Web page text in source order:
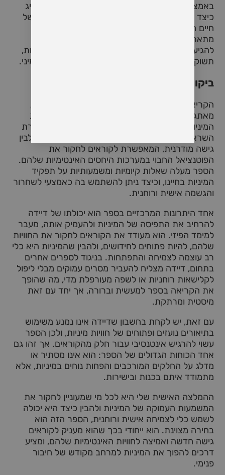
באמצעות תיאורים מפורטים ושפה עמוקה, דיידה מציג
כיצד האנרגיה המינית אינה רק כוח יצרי, אלא זרם של
חיים המוביל לצמיחה רוחנית ואיחוד עם הנשגב. הוא
מתאר את האתגרים וההתמסרות הנדרשת על מנת
להגיע לחוויה זו, תוך כדי דגש על החשיבות של נוכחות,
תשוקה, והיכולת להיפתח רגשית במהלך המפגש המיני.
ביקורת והמלצה אישית
הקריאה בספר
היא מסע עמוק,
מאתגר ולעיתים אף מטלטל. דיידה מצליח להציג את
המיניות מנקודת מבט רוחנית בצורה שהיא גם מעוררת
השראה וגם מעשית. הוא משלב בין ידע רוחני עתיק לבין
גישה מודרנית, המאפשרת לקוראים לחקור את
הפוטנציאל החבוי במערכות היחסים האינטימיות שלהם.
הספר מעלה שאלות קיומיות ומשמעותיות על תפקיד
המיניות בחיינו, וכיצד ניתן להשתמש בה כאמצעי לשחרור
והגשמה אישית ורוחנית.
אחד היתרונות המרכזיים בספר הוא יכולתו של דיידה
להרחיב את התפיסה של המיניות ולהעמיק אותה, מעבר
למימד הפיזי. הוא מעודד את הקוראים לחקור את החוויות
שלהם, להיות פתוחים לחידושים, ולהבין שהמיניות היא כלי
רב עוצמה לצמיחה והתפתחות. בניגוד לספרים אחרים
בתחום, דיידה מצליח להעביר מסרים עמוקים מבלי ליפול
לקלישאות רוחניות או לשפה מעורפלת מדי, מה שהופך
את הקריאה בספר למעשית וברורה, אך יחד עם זאת
מיסטית ומרתקת.
עם זאת, יש לקחת בחשבון שדיידה אינו נמנע משימוש
בתיאורים נועזים ופתוחים של חוויות מיניות, ולכן הספר
עשוי להרגיש אינטנסיבי עבור חלק מהקוראים. אך זהו גם
אחד הכוחות הגדולים של הספר: הוא אינו מסתיר או
מדלג על החלקים המורכבים והפחות נוחים במיניות, אלא
מתמודד איתם בכנות ובישירות.
ההמלצה האישית שלי היא לכל מי שמעוניין לחקור את
המשמעות העמוקה של המיניות ולהבין כיצד היא יכולה
לשמש כלי לצמיחה אישית ורוחנית, הספר הזה הוא
בחירה מצוינת. הוא ייחודי בכך שהוא מעניק לקוראים
גישה חדשה ואמיצה לחוויות האינטימיות שלהם, ומציע
דרכים להפוך את המיניות למרחב מקודש של חיבור
פנימי.